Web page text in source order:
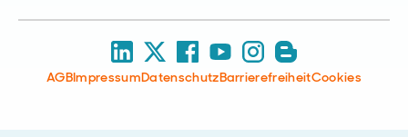
AGBImpressumDatenschutzBarrierefreiheitCookies